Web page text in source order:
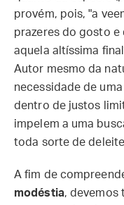
provém, pois, "a
prazeres do gosto
aquela altíssima
Autor mesmo da
necessidade de
dentro de justos
impelem a uma
toda sorte de
A fim de
modéstia, devemos